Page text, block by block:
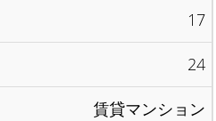
17
24
賃貸マンション